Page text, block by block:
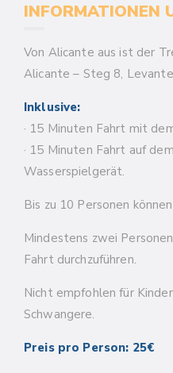
INFORMATIONEN
Von Alicante aus ist der
Alicante – Steg 8,
Inklusive:
· 15 Minuten Fahrt mit
· 15 Minuten Fahrt auf
Wasserspielgerät.
Bis zu 10 Personen
Mindestens zwei
Fahrt durchzuführen.
Nicht empfohlen für
Schwangere.
Preis pro Person: 25€